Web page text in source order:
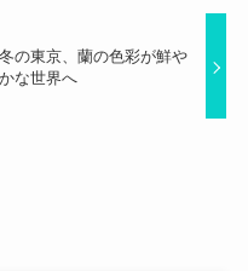
冬の東京、蘭の色彩が鮮や
かな世界へ